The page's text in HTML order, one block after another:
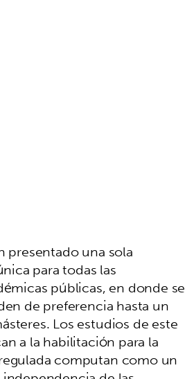
presentado una sola
para todas las
públicas, en donde se
de preferencia hasta un
Los estudios de este
a la habilitación para la
computan como un